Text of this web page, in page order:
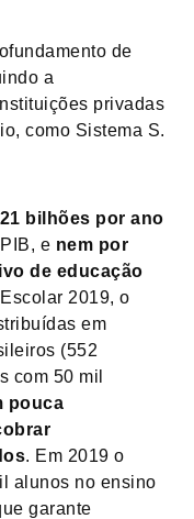
de
a
privadas
como Sistema S.
bilhões por ano
e nem por
de educação
2019, o
em
(552
com 50 mil
pouca
. Em 2019 o
alunos no ensino
garante